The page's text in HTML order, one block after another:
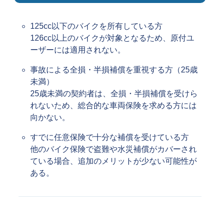
125cc以下のバイクを所有している方
126cc以上のバイクが対象となるため、原付ユ
ーザーには適用されない。
事故による全損・半損補償を重視する方（25歳
未満）
25歳未満の契約者は、全損・半損補償を受けら
れないため、総合的な車両保険を求める方には
向かない。
すでに任意保険で十分な補償を受けている方
他のバイク保険で盗難や水災補償がカバーされ
ている場合、追加のメリットが少ない可能性が
ある。